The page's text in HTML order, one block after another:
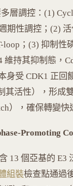
多層調控：(1)
期性調控；(2)
loop；(3) 抑制
維持其抑制態，
身受 CDK1 正回
其活性），形
），確保轉變快
Promoting
13 個亞基的 E3
組裝檢查點通過